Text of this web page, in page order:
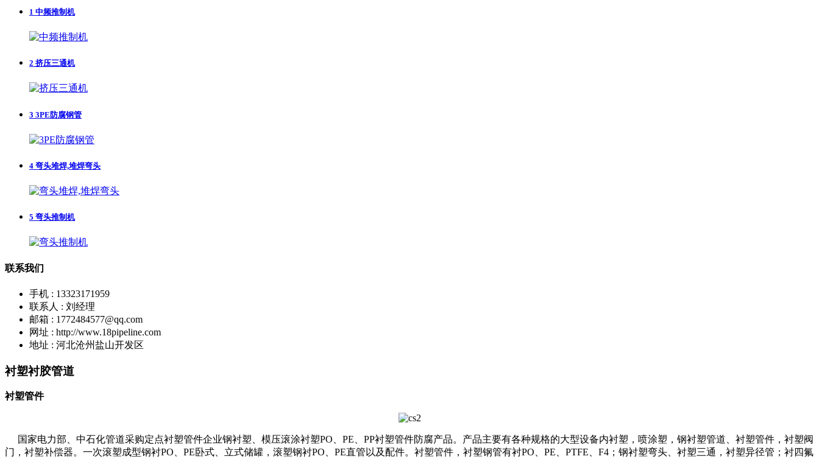
1 中频推制机
2 挤压三通机
3 3PE防腐钢管
4 弯头堆焊,堆焊弯头
5 弯头推制机
联系我们
手机 : 13323171959
联系人 : 刘经理
邮箱 : 1772484577@qq.com
网址 : http://www.18pipeline.com
地址 : 河北沧州盐山开发区
衬塑衬胶管道
衬塑管件
国家电力部、中石化管道采购定点衬塑管件企业钢衬塑、模压滚涂衬塑PO PE PP衬塑管件防腐产品。产品主要有各种规格的大型设备内衬塑，喷涂塑 ，钢衬塑管道、衬塑管件，衬塑阀
门，衬塑补偿器。一次滚塑成型钢衬PO PE卧式、立式储罐，滚塑钢衬PO PE直管以及配件。衬塑管件，衬塑钢管有衬PO PE PTFE F4 ；钢衬塑弯头、衬塑三通，衬塑异径管；衬四氟